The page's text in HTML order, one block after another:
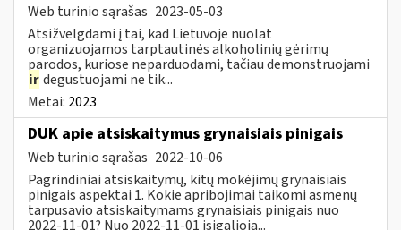
Web turinio sąrašas 2023-05-03
Atsižvelgdami į tai, kad Lietuvoje nuolat
organizuojamos tarptautinės alkoholinių gėrimų
parodos, kuriose neparduodami, tačiau demonstruojami
irdegustuojami ne tik...
Metai: 2023
DUK apie atsiskaitymus grynaisiais pinigais
Web turinio sąrašas 2022-10-06
Pagrindiniai atsiskaitymų, kitų mokėjimų grynaisiais
pinigais aspektai 1. Kokie apribojimai taikomi asmenų
tarpusavio atsiskaitymams grynaisiais pinigais nuo
2022-11-01? Nuo 2022-11-01 įsigalioja...